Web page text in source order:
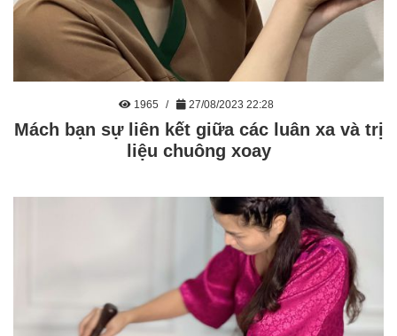
1965 27/08/2023 22:28
Mách bạn sự liên kết giữa các luân xa và trị
liệu chuông xoay